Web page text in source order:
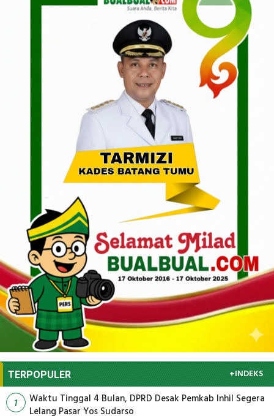
TERPOPULER +INDEKS
1
Waktu Tinggal 4 Bulan, DPRD Desak Pemkab Inhil Segera
Lelang Pasar Yos Sudarso